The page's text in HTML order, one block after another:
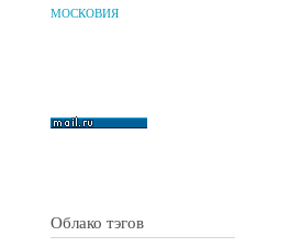
МОСКОВИЯ
Облако тэгов